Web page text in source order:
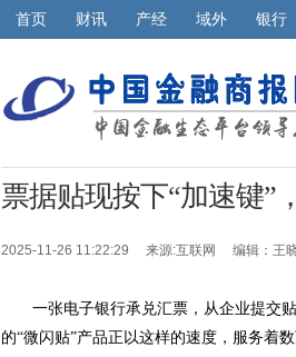
首页 财讯 产经 域外 银行
票据贴现按下“加速键”
2025-11-26 11:22:29 来源:互联网 编辑：王
一张电子银行承兑汇票，从企业提交
的“微闪贴”产品正以这样的速度，服务着